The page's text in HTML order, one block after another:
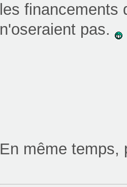
les financements
n'oseraient pas.
En même